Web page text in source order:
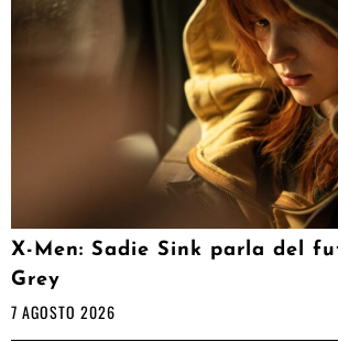
X-Men: Sadie Sink parla del
Grey
7 AGOSTO 2026